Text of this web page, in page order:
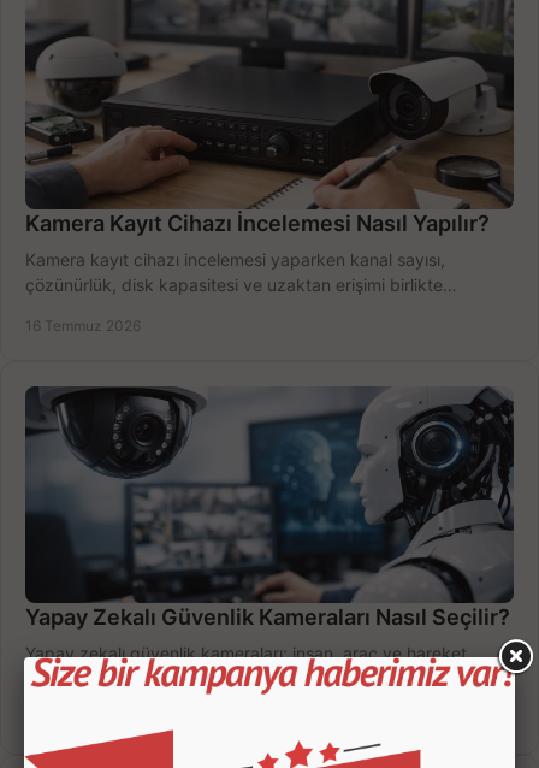
Kamera Kayıt Cihazı İncelemesi Nasıl Yapılır?
Kamera kayıt cihazı incelemesi yaparken kanal sayısı,
çözünürlük, disk kapasitesi ve uzaktan erişimi birlikte
16 Temmuz 2026
Yapay Zekalı Güvenlik Kameraları Nasıl Seçilir?
Yapay zekalı güvenlik kameraları; insan, araç ve hareket
ayrımıyla daha az yanlış uyarı sunar. Ev ve iş yeriniz için doğru